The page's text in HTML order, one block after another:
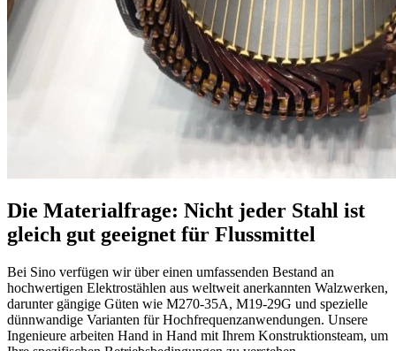
Die Materialfrage: Nicht jeder Stahl ist
gleich gut geeignet für Flussmittel
Bei Sino verfügen wir über einen umfassenden Bestand an
hochwertigen Elektrostählen aus weltweit anerkannten Walzwerken,
darunter gängige Güten wie M270-35A, M19-29G und spezielle
dünnwandige Varianten für Hochfrequenzanwendungen. Unsere
Ingenieure arbeiten Hand in Hand mit Ihrem Konstruktionsteam, um